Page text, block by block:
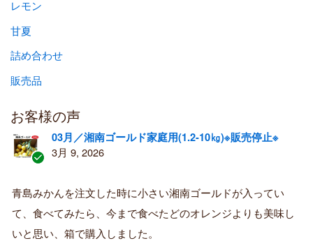
レモン
甘夏
詰め合わせ
販売品
お客様の声
証
済
み
購
03月／湘南ゴールド家庭用(1.2-10㎏)※販売停止※
3月 9, 2026
青島みかんを注文した時に小さい湘南ゴールドが入ってい
て、食べてみたら、今まで食べたどのオレンジよりも美味し
いと思い、箱で購入しました。